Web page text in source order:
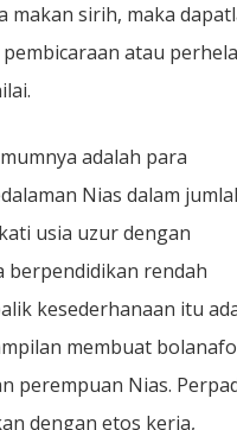
makan sirih, maka
atau
adalah para
Nias dalam
usia uzur dengan
berpendidikan rendah
kesederhanaan itu
membuat
perempuan Nias.
dengan etos kerja,